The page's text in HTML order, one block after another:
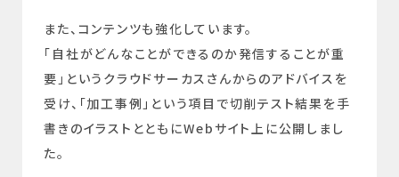
また、コンテンツも強化しています。
「自社がどんなことができるのか発信することが重
要」というクラウドサーカスさんからのアドバイスを
受け、「加工事例」という項目で切削テスト結果を手
書きのイラストとともにWebサイト上に公開しまし
た。